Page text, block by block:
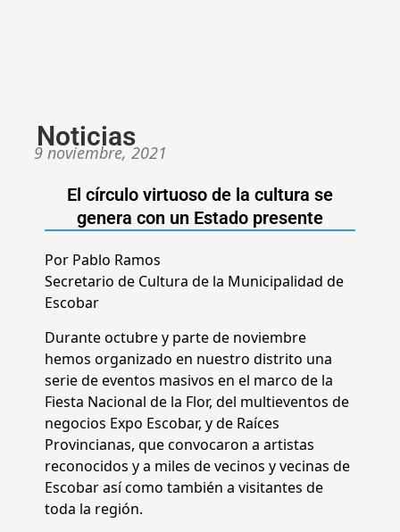
Noticias
9 noviembre, 2021
El círculo virtuoso de la cultura se
genera con un Estado presente
Por Pablo Ramos
Secretario de Cultura de la Municipalidad de
Escobar
Durante octubre y parte de noviembre
hemos organizado en nuestro distrito una
serie de eventos masivos en el marco de la
Fiesta Nacional de la Flor, del multieventos de
negocios Expo Escobar, y de Raíces
Provincianas, que convocaron a artistas
reconocidos y a miles de vecinos y vecinas de
Escobar así como también a visitantes de
toda la región.